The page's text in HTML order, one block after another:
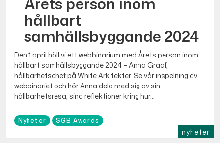
nyheter
hållbart
samhällsbyggande 2024
Den 1 april höll vi ett webbinarium med Årets person inom
hållbart samhällsbyggande 2024 – Anna Graaf,
hållbarhetschef på White Arkitekter. Se vår inspelning av
webbinariet och hör Anna dela med sig av sin
hållbarhetsresa, sina reflektioner kring hur...
Nyheter SGB Awards